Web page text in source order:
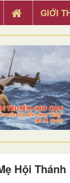
GIỚI
Hội Thánh